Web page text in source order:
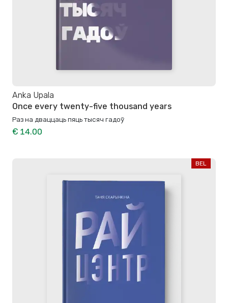
Anka Upala
Once every twenty-five thousand years
Раз на дваццаць пяць тысяч гадоў
€ 14.00
BEL